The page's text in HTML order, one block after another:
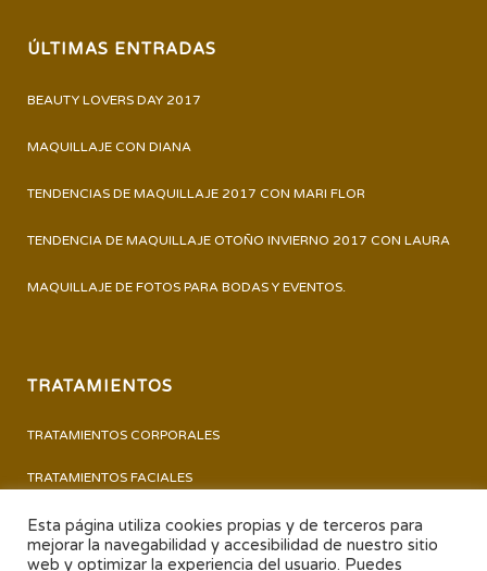
ÚLTIMAS ENTRADAS
BEAUTY LOVERS DAY 2017
MAQUILLAJE CON DIANA
TENDENCIAS DE MAQUILLAJE 2017 CON MARI FLOR
TENDENCIA DE MAQUILLAJE OTOÑO INVIERNO 2017 CON LAURA
MAQUILLAJE DE FOTOS PARA BODAS Y EVENTOS.
TRATAMIENTOS
TRATAMIENTOS CORPORALES
TRATAMIENTOS FACIALES
PERMANENTE Y TINTE DE PESTAÑAS
PEDICURA – MANICURA
Esta página utiliza cookies propias y de terceros para
mejorar la navegabilidad y accesibilidad de nuestro sitio
web y optimizar la experiencia del usuario. Puedes